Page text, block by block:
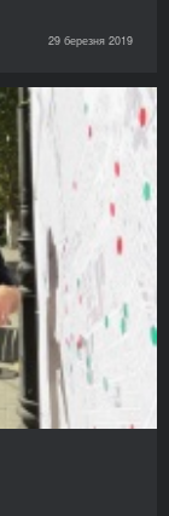
29 березня 2019